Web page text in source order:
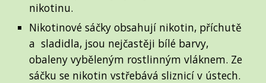
nikotinu.
Nikotinové sáčky obsahují nikotin, příchutě
a sladidla, jsou nejčastěji bílé barvy,
obaleny vyběleným rostlinným vláknem. Ze
sáčku se nikotin vstřebává sliznicí v ústech.